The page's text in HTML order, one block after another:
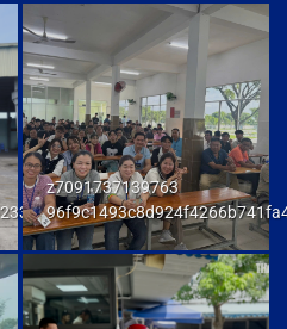
z7091737139763